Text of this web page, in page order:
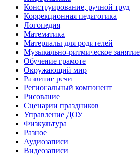
Конструирование, ручной труд
Коррекционная педагогика
Логопедия
Математика
Материалы для родителей
Музыкально-ритмическое занятие
Обучение грамоте
Окружающий мир
Развитие речи
Региональный компонент
Рисование
Сценарии праздников
Управление ДОУ
Физкультура
Разное
Аудиозаписи
Видеозаписи